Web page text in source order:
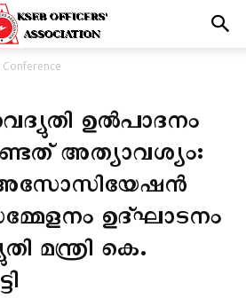
Conference
ഉൽപാദനം
അത്യാവശ്യം:
അസോസിയേഷന്‍
ഉദ്ഘാടനം
മന്ത്രി കെ.